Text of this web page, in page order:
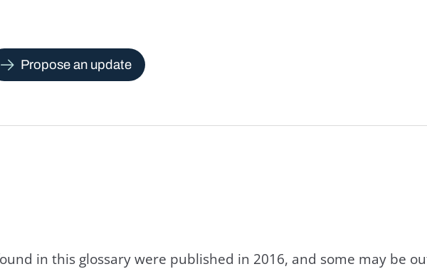
Propose an update
in this glossary were published in 2016, and some may be